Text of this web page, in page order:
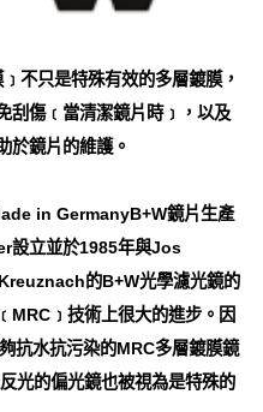
不只是特殊有效的多層鍍膜，
刮傷﹝當清潔鏡片時﹞，以及
於鏡片的維護。
in GermanyB+W鏡片生產
設立並於1985年與Jos
的B+W光學濾光鏡的
技術上很大的進步。因
抗水抗污染的MRC多層鍍膜鏡
光的偏光鏡也被視為是特殊的